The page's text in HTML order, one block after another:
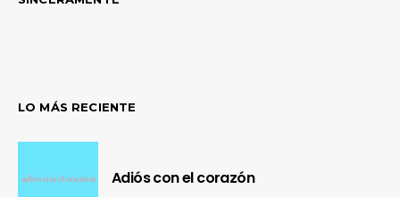
LO MÁS RECIENTE
Adiós con el corazón